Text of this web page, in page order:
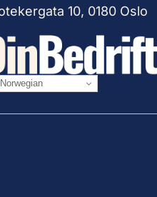
10, 0180 Oslo
Norwegian